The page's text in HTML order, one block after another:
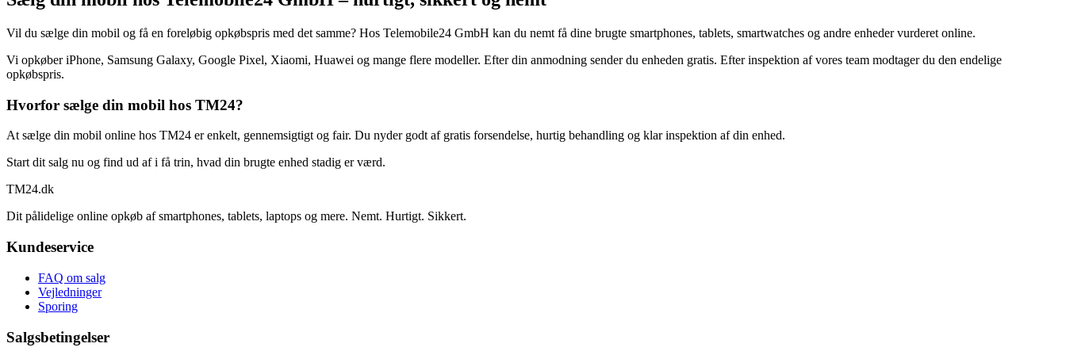
Vil du sælge din mobil og få en foreløbig opkøbspris med det samme? Hos Telemobile24 GmbH kan du nemt få dine brugte smartphones, tablets, smartwatches og andre enheder vurderet online.
Vi opkøber iPhone, Samsung Galaxy, Google Pixel, Xiaomi, Huawei og mange flere modeller. Efter din anmodning sender du enheden gratis. Efter inspektion af vores team modtager du den endelige
opkøbspris.
Hvorfor sælge din mobil hos TM24?
At sælge din mobil online hos TM24 er enkelt, gennemsigtigt og fair. Du nyder godt af gratis forsendelse, hurtig behandling og klar inspektion af din enhed.
Start dit salg nu og find ud af i få trin, hvad din brugte enhed stadig er værd.
TM24.dk
Dit pålidelige online opkøb af smartphones, tablets, laptops og mere. Nemt. Hurtigt. Sikkert.
Kundeservice
FAQ om salg
Vejledninger
Sporing
Salgsbetingelser